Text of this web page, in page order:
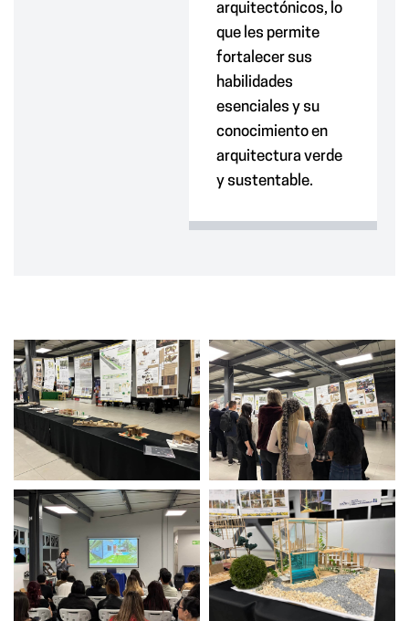
arquitectónicos, lo
que les permite
fortalecer sus
habilidades
esenciales y su
conocimiento en
arquitectura verde
y sustentable.